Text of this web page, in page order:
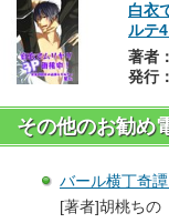
白衣
ルテ
著者：
発行：
その他のお勧め
バール横丁奇
[著者]胡桃ちの